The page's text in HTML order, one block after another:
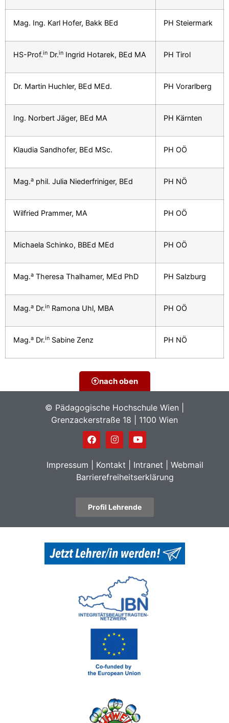
Mag. Ing. Karl Hofer, Bakk BEd PH Steiermark
HS-Prof.in Dr.in Ingrid Hotarek, BEd MA PH Tirol
Dr. Martin Huchler, BEd MEd. PH Vorarlberg
Ing. Norbert Jäger, BEd MA PH Kärnten
Klaudia Sandhofer, BEd MSc. PH OÖ
Mag.a phil. Julia Niederfriniger, BEd PH NÖ
Wilfried Prammer, MA PH OÖ
Michaela Schinko, BBEd MEd PH OÖ
Mag.a Theresa Thalhamer, MEd PhD PH Salzburg
Mag.a Dr.in Ramona Uhl, MBA PH OÖ
Mag.a Dr.in Sabine Zenz PH NÖ
nach oben
© Pädagogische Hochschule Wien |
Grenzackerstraße 18 | 1100 Wien
Impressum Kontakt Intranet
Webmail
Barrierefreiheitserklärung
Profil Lehrende